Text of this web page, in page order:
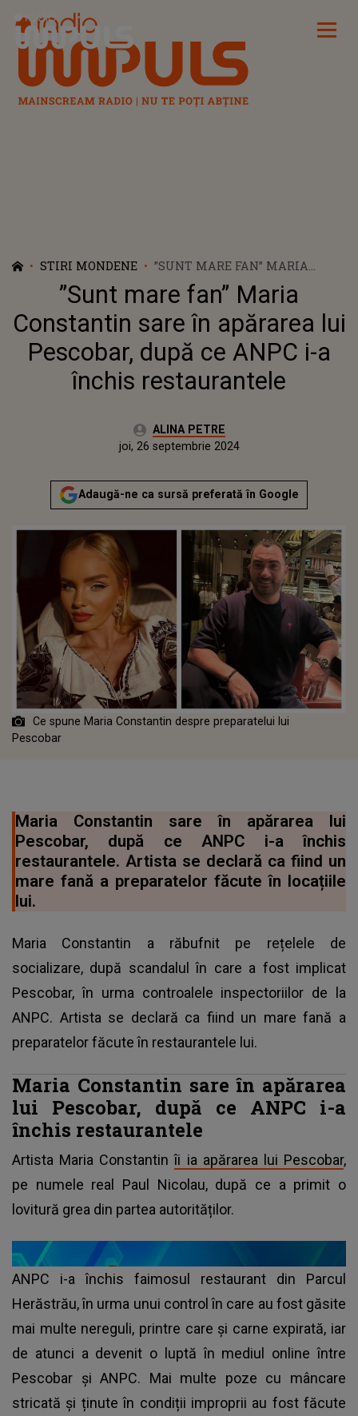
Radio Impuls
STIRI MONDENE
”SUNT MARE FAN” MARIA
CONSTANTIN SARE ÎN
APĂRAREA LUI PESCOBAR,
DUPĂ CE ANPC I-A ÎNCHIS
RESTAURANTELE
”Sunt mare fan” Maria
Constantin sare în apărarea lui
Pescobar, după ce ANPC i-a
închis restaurantele
Autor:ALINA PETRE
marți, 26 septembrie 2023Actualizat:
joi, 26 septembrie 2024
Adaugă-ne ca sursă preferată în Google
Ce spune Maria Constantin despre preparatelui lui
Pescobar
Maria Constantin sare în apărarea lui
Pescobar, după ce ANPC i-a închis
restaurantele. Artista se declară ca fiind un
mare fană a preparatelor făcute în locațiile
lui.
Maria Constantin a răbufnit pe rețelele de
socializare, după scandalul în care a fost implicat
Pescobar, în urma controalele inspectoriilor de la
ANPC. Artista se declară ca fiind un mare fană a
preparatelor făcute în restaurantele lui.
Maria Constantin sare în apărarea
lui Pescobar, după ce ANPC i-a
închis restaurantele
Artista Maria Constantinîi ia apărarea lui Pescobar,
pe numele real Paul Nicolau, după ce a primit o
lovitură grea din partea autorităților.
ANPC i-a închis faimosul restaurant din Parcul
Herăstrău, în urma unui control în care au fost găsite
mai multe nereguli, printre care și carne expirată, iar
de atunci a devenit o luptă în mediul online între
Pescobar și ANPC. Mai multe poze cu mâncare
stricată și ținute în condiții improprii au fost făcute